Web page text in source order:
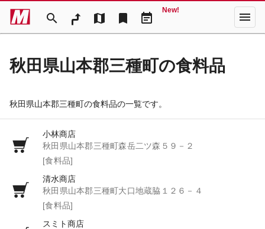
search map bookmark event_note
New! menu
秋田県山本郡三種町の食料品
秋田県山本郡三種町の食料品の一覧です。
小林商店
秋田県山本郡三種町森岳二ツ森５９－２
[食料品]
清水商店
秋田県山本郡三種町大口地蔵脇１２６－４
[食料品]
スミト商店